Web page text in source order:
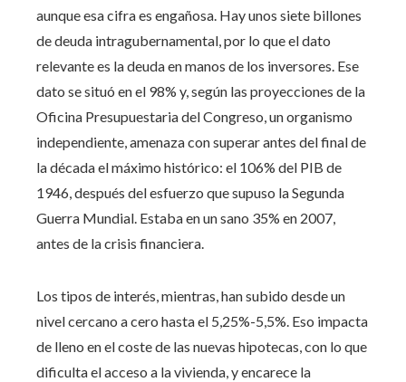
aunque esa cifra es engañosa. Hay unos siete billones
de deuda intragubernamental, por lo que el dato
relevante es la deuda en manos de los inversores. Ese
dato se situó en el 98% y, según las proyecciones de la
Oficina Presupuestaria del Congreso, un organismo
independiente, amenaza con superar antes del final de
la década el máximo histórico: el 106% del PIB de
1946, después del esfuerzo que supuso la Segunda
Guerra Mundial. Estaba en un sano 35% en 2007,
antes de la crisis financiera.
Los tipos de interés, mientras, han subido desde un
nivel cercano a cero hasta el 5,25%-5,5%. Eso impacta
de lleno en el coste de las nuevas hipotecas, con lo que
dificulta el acceso a la vivienda, y encarece la